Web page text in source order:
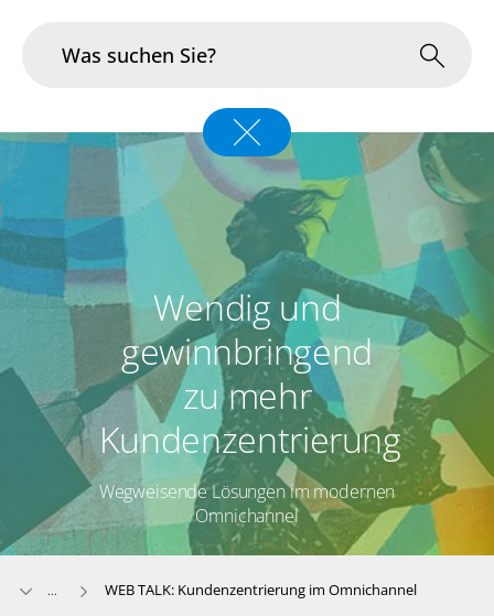
Branchen
Im Fokus
Infrastruktur & Betrieb
Karriere
Wendig und
gewinnbringend
zu mehr
Kundenzentrierung
Wegweisende Lösungen im modernen
Omnichannel
... WEB TALK: Kundenzentrierung im Omnichannel